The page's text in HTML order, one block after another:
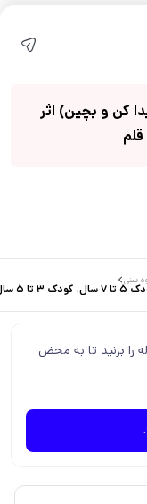
کن و بچین) اثر
سنی
3 تا 5 سال، کودک 7 تا 9 سال
را بزنید تا به محض